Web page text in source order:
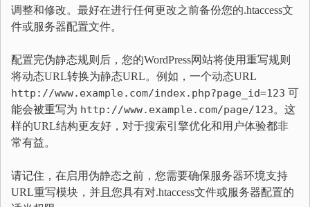
调整和修改。最好在进行任何更改之前备份您的.htaccess文
件或服务器配置文件。
配置完伪静态规则后，您的WordPress网站将使用重写规则
将动态URL转换为静态URL。例如，一个动态URL
http://www.example.com/index.php?page_id=123 可
能会被重写为 http://www.example.com/page/123。这
样的URL结构更友好，对于搜索引擎优化和用户体验都非
常有益。
请记住，在启用伪静态之前，您需要确保服务器环境支持
URL重写模块，并且您具有对.htaccess文件或服务器配置的